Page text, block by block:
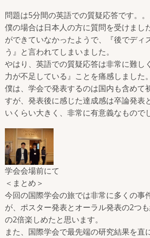
問題は5分間の英語での質疑応答です。。
僕の場合は日本人の方に質問を受けまし
ができていなかったようで、『後でディ
う』と言われてしまいました。
やはり、英語での質疑応答は非常に難し
力が不足している』ことを痛感しました。
僕は、学会で発表するのは国内も含めて
すが、発表後に感じた達成感は卒論発表
いくらい大きく、非常に有意義なもので
学会会場前にて
＜まとめ＞
今回の国際学会の旅では非常に多くの事
が、ポスター発表とオーラル発表の2つ
の2倍楽しめたと思います。
また、国際学会で最先端の研究結果を直